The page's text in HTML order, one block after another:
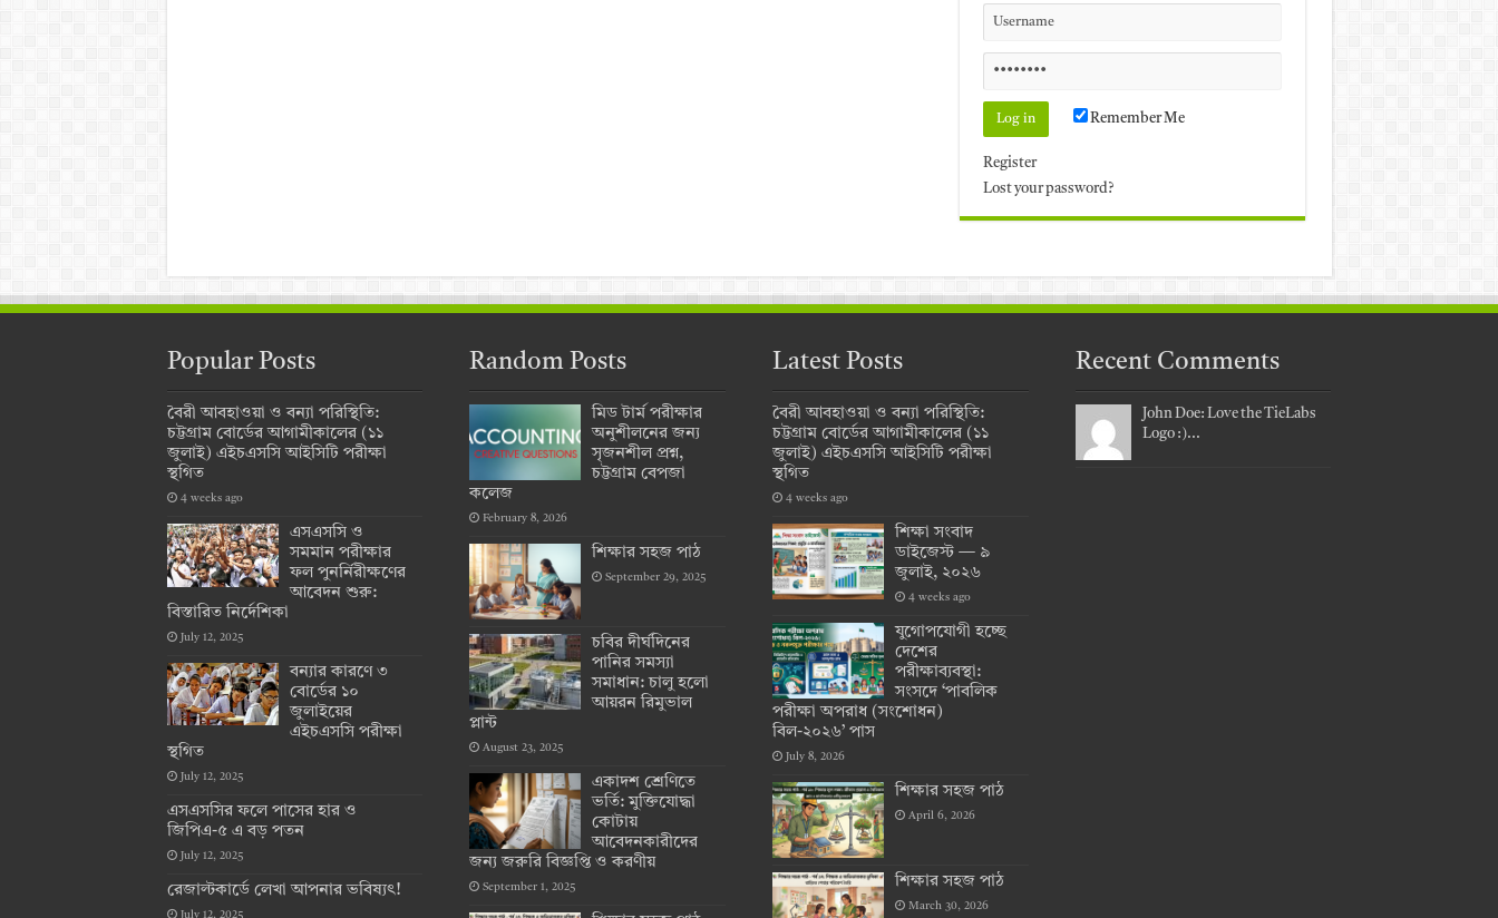
Remember Me
Register
Lost your password?
Popular Posts
বৈরী আবহাওয়া ও বন্যা পরিস্থিতি:
চট্টগ্রাম বোর্ডের আগামীকালের (১১
জুলাই) এইচএসসি আইসিটি পরীক্ষা
স্থগিত
4 weeks ago
এসএসসি ও
সমমান পরীক্ষার
ফল পুনর্নিরীক্ষণের
আবেদন শুরু:
বিস্তারিত নির্দেশিকা
July 12, 2025
বন্যার কারণে ৩
বোর্ডের ১০
জুলাইয়ের
এইচএসসি পরীক্ষা
স্থগিত
July 12, 2025
এসএসসির ফলে পাসের হার ও
জিপিএ-৫ এ বড় পতন
July 12, 2025
রেজাল্টকার্ডে লেখা আপনার ভবিষ্যৎ!
July 12, 2025
Random Posts
মিড টার্ম পরীক্ষার
অনুশীলনের জন্য
সৃজনশীল প্রশ্ন,
চট্টগ্রাম বেপজা
কলেজ
February 8, 2026
শিক্ষার সহজ পাঠ
September 29, 2025
চবির দীর্ঘদিনের
পানির সমস্যা
সমাধান: চালু হলো
আয়রন রিমুভাল
প্লান্ট
August 23, 2025
একাদশ শ্রেণিতে
ভর্তি: মুক্তিযোদ্ধা
কোটায়
আবেদনকারীদের
জন্য জরুরি বিজ্ঞপ্তি ও করণীয়
September 1, 2025
Latest Posts
বৈরী আবহাওয়া ও বন্যা পরিস্থিতি:
চট্টগ্রাম বোর্ডের আগামীকালের (১১
জুলাই) এইচএসসি আইসিটি পরীক্ষা
স্থগিত
4 weeks ago
শিক্ষা সংবাদ
ডাইজেস্ট — ৯
জুলাই, ২০২৬
4 weeks ago
যুগোপযোগী হচ্ছে
দেশের
পরীক্ষাব্যবস্থা:
সংসদে ‘পাবলিক
পরীক্ষা অপরাধ (সংশোধন)
বিল-২০২৬’ পাস
July 8, 2026
শিক্ষার সহজ পাঠ
April 6, 2026
শিক্ষার সহজ পাঠ
March 30, 2026
Recent Comments
John Doe: Love the TieLabs
Logo :)...